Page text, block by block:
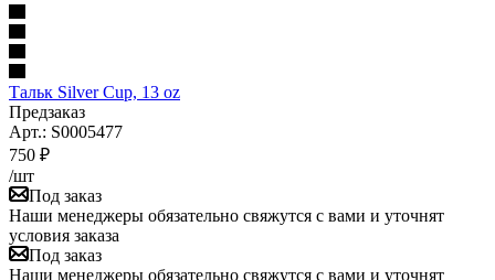
Тальк Silver Cup, 13 oz
Предзаказ
Арт.: S0005477
750 ₽
/шт
Под заказ
Наши менеджеры обязательно свяжутся с вами и уточнят
условия заказа
Под заказ
Наши менеджеры обязательно свяжутся с вами и уточнят